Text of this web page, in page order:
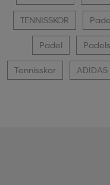
TENNISSKOR
Padel
Tennisskor ADIDAS